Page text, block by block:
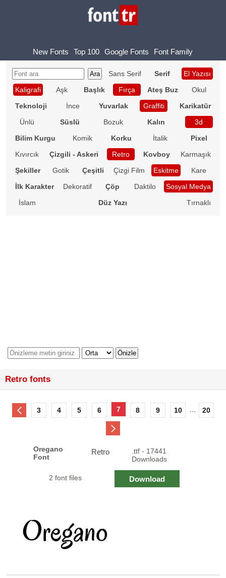
New Fonts Top 100 Google Fonts Font Family
Sans Serif Serif
El Yazısı
Kaligrafi
Aşk Başlık Fırça Ateş Buz
Okul
Teknoloji
İnce Yuvarlak Graffiti
Karikatür
Ünlü
Süslü Bozuk Kalın
3d
Bilim Kurgu
Komik Korku İtalik
Pixel
Kıvırcık
Çizgili - Askeri Retro Kovboy
Karmaşık
Şekiller
Gotik Çeşitli Çizgi Film Eskitme
Kare
İlk Karakter
Dekoratif Çöp Daktilo
Sosyal Medya
İslam
Düz Yazı Tırnaklı
Retro fonts
3 4 5 6 7 8 9 10 20
Oregano
Font
Retro
.ttf - 17441
Downloads
2 font files Download